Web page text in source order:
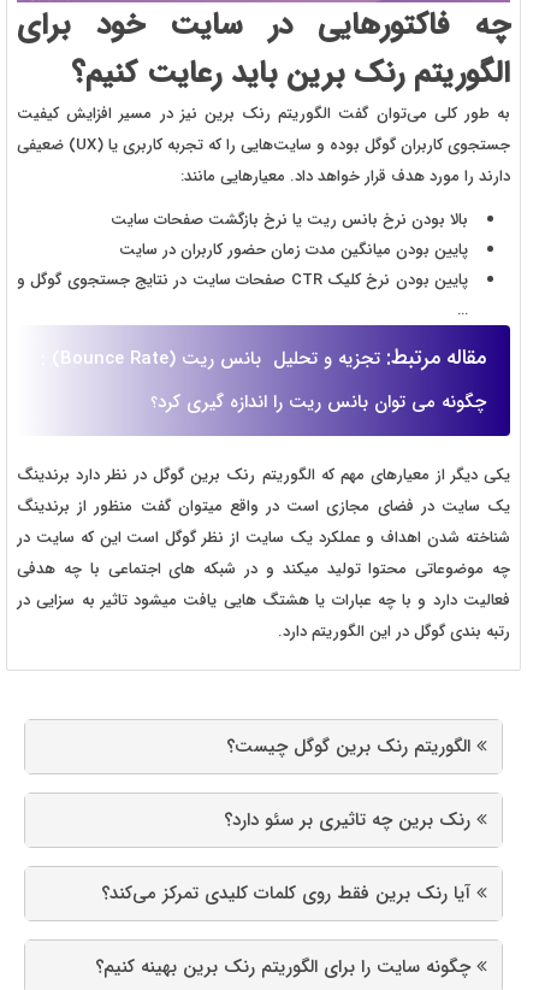
چه فاکتورهایی در سایت خود برای
الگوریتم رنک برین باید رعایت کنیم؟
به طور کلی می‌توان گفت الگوریتم رنک برین نیز در مسیر افزایش کیفیت
جستجوی کاربران گوگل بوده و سایت‌هایی را که تجربه کاربری یا (UX) ضعیفی
دارند را مورد هدف قرار خواهد داد. معیارهایی مانند:
بالا بودن نرخ بانس ریت یا نرخ بازگشت صفحات سایت
پایین بودن میانگین مدت زمان حضور کاربران در سایت
پایین بودن نرخ کلیک CTR صفحات سایت در نتایج جستجوی گوگل و
…
مقاله مرتبط:
چگونه می توان بانس ریت را اندازه گیری کرد؟
یکی دیگر از معیارهای مهم که الگوریتم رنک برین گوگل در نظر دارد برندینگ
یک سایت در فضای مجازی است در واقع میتوان گفت منظور از برندینگ
شناخته شدن اهداف و عملکرد یک سایت از نظر گوگل است این که سایت در
چه موضوعاتی محتوا تولید میکند و در شبکه های اجتماعی با چه هدفی
فعالیت دارد و با چه عبارات یا هشتگ هایی یافت میشود تاثیر به سزایی در
رتبه بندی گوگل در این الگوریتم دارد.
الگوریتم رنک برین گوگل چیست؟
رنک برین چه تاثیری بر سئو دارد؟
آیا رنک برین فقط روی کلمات کلیدی تمرکز می‌کند؟
چگونه سایت را برای الگوریتم رنک برین بهینه کنیم؟